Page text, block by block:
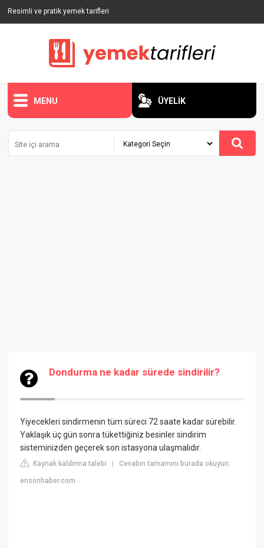
Resimli ve pratik yemek tarifleri
MENU ÜYELİK
Dondurma ne kadar sürede sindirilir?
Yiyecekleri sindirmenin tüm süreci 72 saate kadar sürebilir.
Yaklaşık üç gün sonra tükettiğiniz besinler sindirim
sisteminizden geçerek son istasyona ulaşmalıdır.
Kaynak kaldırma talebi |Cevabın tamamını burada okuyun:
ensonhaber.com